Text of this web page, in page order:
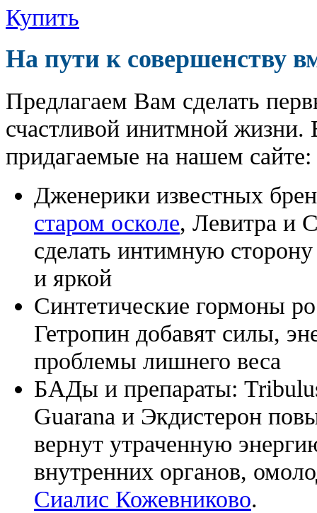
Купить
На пути к совершенству
Предлагаем Вам сделать
счастливой инитмной жизни.
придагаемые на нашем сайте:
Дженерики известных
старом осколе, Левитра и
сделать интимную
и яркой
Синтетические гормоны
Гетропин добавят силы,
проблемы лишнего веса
БАДы и препараты:
Guarana и Экдистерон
вернут утраченную
внутренних органов,
Сиалис Кожевниково.